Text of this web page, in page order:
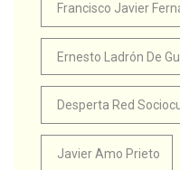
Francisco Javier
Ernesto Ladrón De
Desperta Red
Javier Amo Prieto